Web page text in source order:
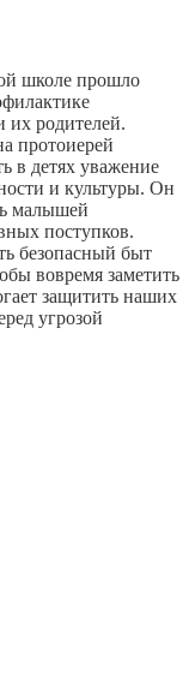
школе прошло
их родителей.
протоиерей
в детях уважение
и культуры. Он
малышей
поступков.
безопасный быт
вовремя заметить
защитить наших
угрозой